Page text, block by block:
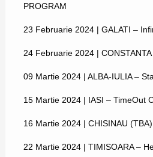
PROGRAM
23 Februarie 2024 | GALATI –
24 Februarie 2024 |
09 Martie 2024 | ALBA-IULIA –
15 Martie 2024 | IASI – TimeOut
16 Martie 2024 | CHISINAU (TBA)
22 Martie 2024 | TIMISOARA –